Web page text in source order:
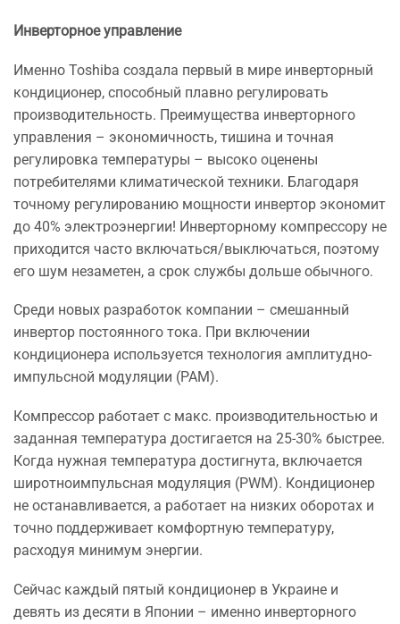
Инверторное управление
Именно Toshiba создала первый в мире инверторный
кондиционер, способный плавно регулировать
производительность. Преимущества инверторного
управления – экономичность, тишина и точная
регулировка температуры – высоко оценены
потребителями климатической техники. Благодаря
точному регулированию мощности инвертор экономит
до 40% электроэнергии! Инверторному компрессору не
приходится часто включаться/выключаться, поэтому
его шум незаметен, а срок службы дольше обычного.
Среди новых разработок компании – смешанный
инвертор постоянного тока. При включении
кондиционера используется технология амплитудно-
импульсной модуляции (РАМ).
Компрессор работает с макс. производительностью и
заданная температура достигается на 25-30% быстрее.
Когда нужная температура достигнута, включается
широтноимпульсная модуляция (PWM). Кондиционер
не останавливается, а работает на низких оборотах и
точно поддерживает комфортную температуру,
расходуя минимум энергии.
Сейчас каждый пятый кондиционер в Украине и
девять из десяти в Японии – именно инверторного